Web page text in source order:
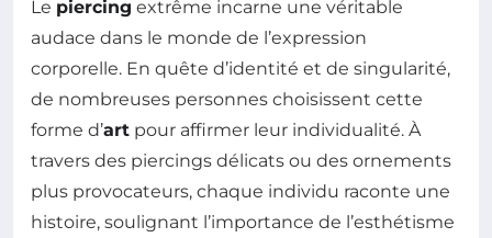
Le piercing extrême incarne une véritable
audace dans le monde de l’expression
corporelle. En quête d’identité et de singularité,
de nombreuses personnes choisissent cette
forme d’art pour affirmer leur individualité. À
travers des piercings délicats ou des ornements
plus provocateurs, chaque individu raconte une
histoire, soulignant l’importance de l’esthétisme